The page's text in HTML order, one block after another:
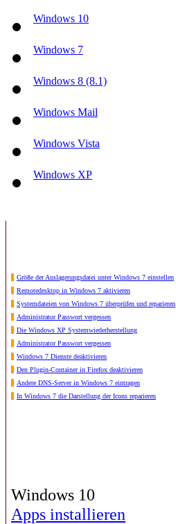
Windows 10
Windows 7
Windows 8 (8.1)
Windows Mail
Windows Vista
Windows XP
Größe der Auslagerungsdatei unter Windows 7 einstellen
Remotedesktop in Windows 7 aktivieren
Systemdateien von Windows 7 überprüfen und reparieren
Administrator Passwort vergessen
Die Windows XP Systemwiederherstellung
Administrator Passwort vergessen
Windows 7 Dienste deaktivieren
Den Plugin-Container in Firefox deaktivieren
Andere DNS-Server in Windows 7 eintragen
In Windows 7 die Darstellung der Icons reparieren
Windows 10
Apps installieren